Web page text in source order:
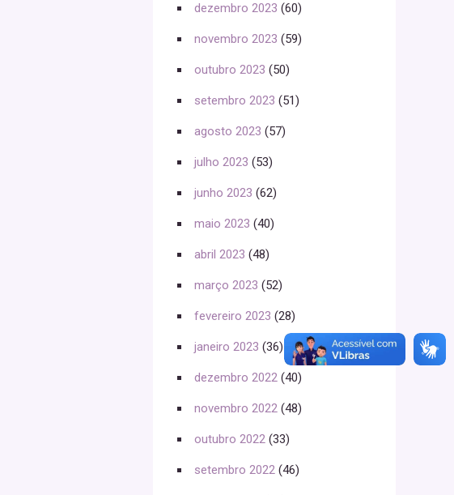
dezembro 2023 (60)
novembro 2023 (59)
outubro 2023 (50)
setembro 2023 (51)
agosto 2023 (57)
julho 2023 (53)
junho 2023 (62)
maio 2023 (40)
abril 2023 (48)
março 2023 (52)
fevereiro 2023 (28)
janeiro 2023 (36)
dezembro 2022 (40)
novembro 2022 (48)
outubro 2022 (33)
setembro 2022 (46)